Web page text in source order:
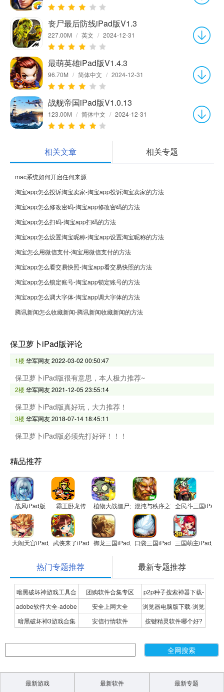
丧尸最后防线iPad版V1.3
227.00M / 英文 / 2024-12-31
最萌英雄iPad版V1.4.3
96.70M / 简体中文 / 2024-12-31
战舰帝国iPad版V1.0.13
123.00M / 简体中文 / 2024-12-31
相关文章 相关专题
mac系统如何开启任何来源
淘宝app怎么投诉淘宝卖家-淘宝app投诉淘宝卖家的方法
淘宝app怎么修改密码-淘宝app修改密码的方法
淘宝app怎么扫码-淘宝app扫码的方法
淘宝app怎么设置淘宝昵称-淘宝app设置淘宝昵称的方法
淘宝怎么用微信支付-淘宝用微信支付的方法
淘宝app怎么看交易快照-淘宝app看交易快照的方法
淘宝app怎么锁定账号-淘宝app锁定账号的方法
淘宝app怎么调大字体-淘宝app调大字体的方法
腾讯新闻怎么收藏新闻-腾讯新闻收藏新闻的方法
保卫萝卜iPad版评论
1楼华军网友2022-03-02 00:50:47
保卫萝卜iPad版很有意思，本人极力推荐~
2楼华军网友2021-12-05 23:55:14
保卫萝卜iPad版真好玩，大力推荐！
3楼华军网友2018-07-14 18:45:11
保卫萝卜iPad版必须先打好评！！！
精品推荐
战风iPad版 霸王卧龙传 植物大战僵尸全明星混沌与秩序之英雄战歌全民斗三国iPad版
大闹天宫iPad版武侠来了iPad版御龙三国iPad版口袋三国iPad版三国萌主iPad版
热门专题推荐 最新专题推荐
暗黑破坏神游戏工具合
集
团购软件合集专区
p2p种子搜索神器下载-
P2P种子搜索神器专题
adobe软件大全-adobe
全系列软件下载-adobe
安全上网大全
浏览器电脑版下载-浏览
器下载合集
暗黑破坏神3游戏合集 安信行情软件
按键精灵软件哪个好?
最新游戏 最新软件 最新专题